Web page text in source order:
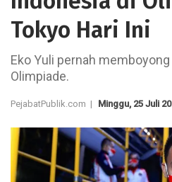
Tokyo Hari Ini
Eko Yuli pernah
Olimpiade.
PejabatPublik.com | Minggu, 25 Juli